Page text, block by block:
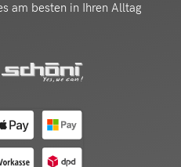
am besten in Ihren Alltag